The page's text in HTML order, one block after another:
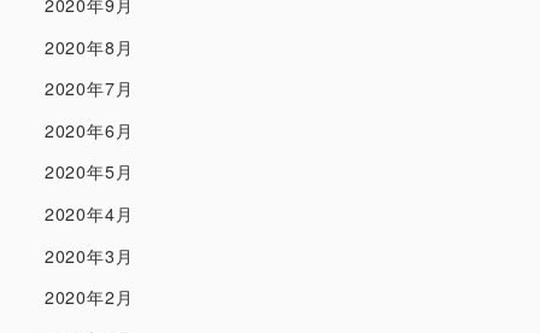
2020年9月
2020年8月
2020年7月
2020年6月
2020年5月
2020年4月
2020年3月
2020年2月